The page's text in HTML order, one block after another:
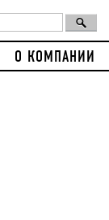
О КОМПАНИИ